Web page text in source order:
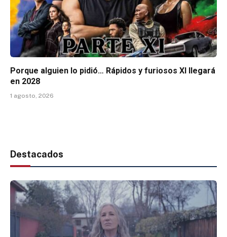
Porque alguien lo pidió… Rápidos y furiosos XI llegará
en 2028
1 agosto, 2026
Destacados